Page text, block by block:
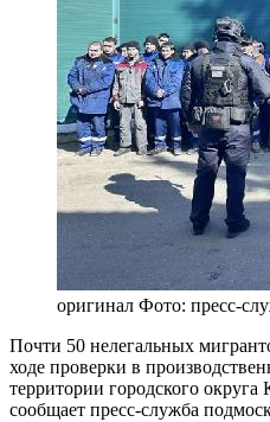
оригинал Фото: пресс-
Почти 50 нелегальных
ходе проверки в
территории городского
сообщает пресс-служба